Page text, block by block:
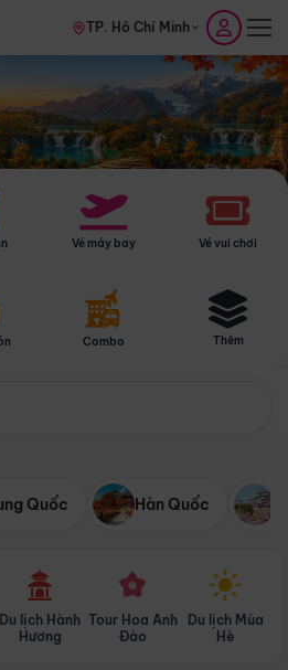
TP. Hồ Chí Minh
Vé máy bay Vé vui chơi
Combo Thêm
Quốc Hàn Quốc
Du lịch Hành
Hương
Tour Hoa Anh
Đào
Du lịch Mùa
Hè